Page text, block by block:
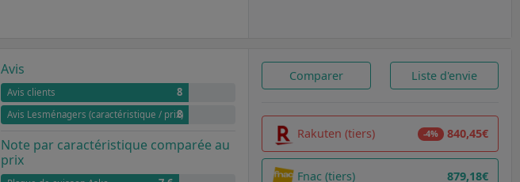
Avis
Avis clients 8
Avis Lesménagers (caractéristique / prix)
8
Note par caractéristique comparée au
prix
Comparer Liste d'envie
Rakuten (tiers) -4% 840,45€
Fnac (tiers) 879,18€